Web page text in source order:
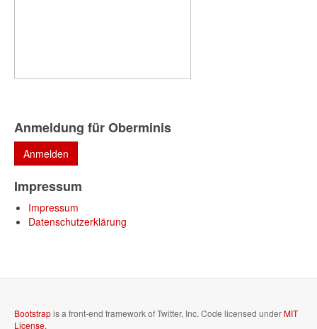
Anmeldung für Oberminis
Impressum
Impressum
Datenschutzerklärung
Bootstrapis a front-end framework of Twitter, Inc. Code licensed underMIT
License.